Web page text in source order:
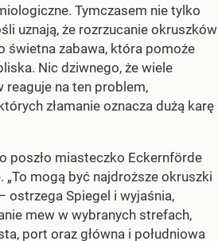
Tymczasem nie tylko
uznają, że rozrzucanie okruszków
świetna zabawa, która pomoże
Nic dziwnego, że wiele
reaguje na ten problem,
złamanie oznacza dużą karę
poszło miasteczko Eckernförde
„To mogą być najdroższe okruszki
ostrzega Spiegel i wyjaśnia,
mew w wybranych strefach,
port oraz główna i południowa